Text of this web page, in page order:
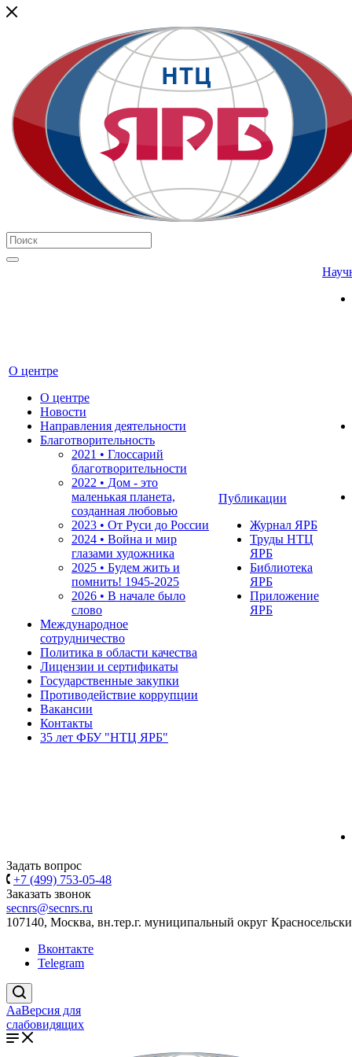
О центре
О центре
Новости
Направления деятельности
Благотворительность
2021 • Глоссарий
благотворительности
2022 • Дом - это
маленькая планета,
созданная любовью
2023 • От Руси до России
2024 • Война и мир
глазами художника
2025 • Будем жить и
помнить! 1945-2025
2026 • В начале было
слово
Международное
сотрудничество
Политика в области качества
Лицензии и сертификаты
Государственные закупки
Противодействие коррупции
Вакансии
Контакты
35 лет ФБУ "НТЦ ЯРБ"
Публикации
Журнал ЯРБ
Труды НТЦ
ЯРБ
Библиотека
ЯРБ
Приложение
ЯРБ
Задать вопрос
+7 (499) 753-05-48
Заказать звонок
secnrs@secnrs.ru
107140, Москва, вн.тер.г. муниципальный округ
Вконтакте
Telegram
AaВерсия для
слабовидящих